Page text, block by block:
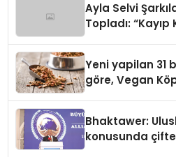
Ayla Selvi
Topladı: “Kayıp
Yeni yapilan 31
göre, Vegan
Bhaktawer:
konusunda